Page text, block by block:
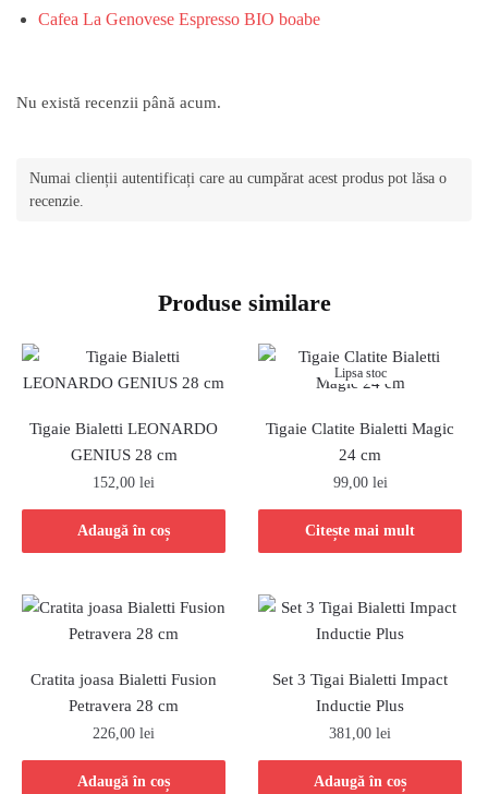
Cafea La Genovese Espresso BIO boabe
Nu există recenzii până acum.
Numai clienții autentificați care au cumpărat acest produs pot lăsa o
recenzie.
Produse similare
Tigaie Bialetti LEONARDO
GENIUS 28 cm
152,00lei
Adaugă în coș
Lipsa stoc
Tigaie Clatite Bialetti Magic
24 cm
99,00 lei
Citește mai mult
Cratita joasa Bialetti Fusion
Petravera 28 cm
226,00lei
Adaugă în coș
Set 3 Tigai Bialetti Impact
Inductie Plus
381,00lei
Adaugă în coș